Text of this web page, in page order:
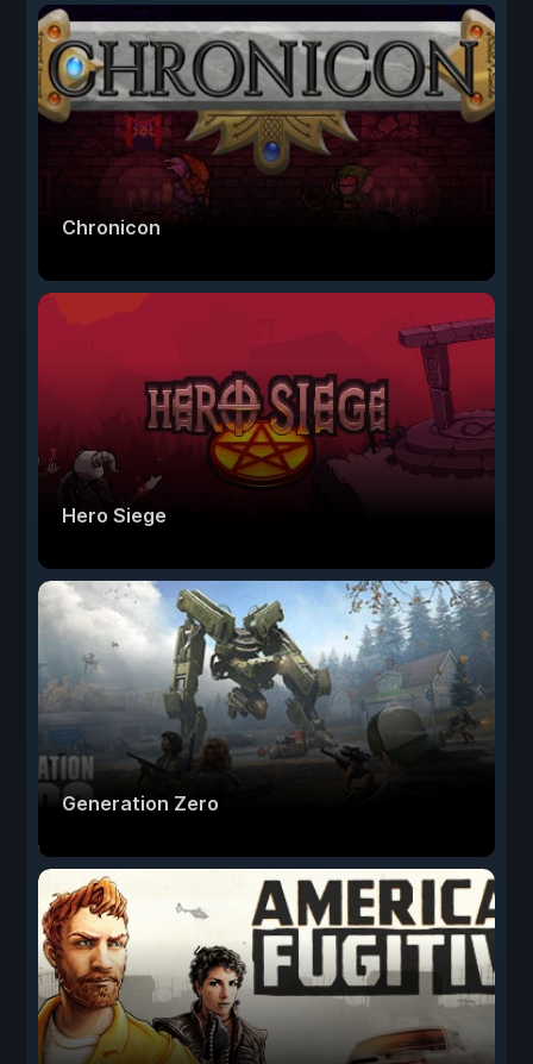
Chronicon
Hero Siege
Generation Zero